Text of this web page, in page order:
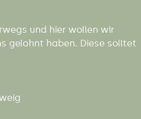
und hier wollen wir
gelohnt haben. Diese solltet